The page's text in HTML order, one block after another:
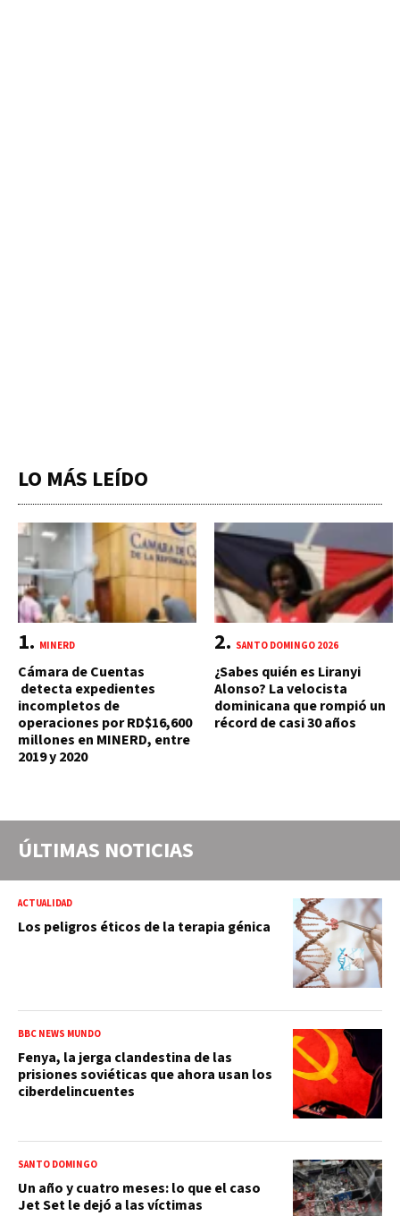
LO MÁS LEÍDO
MINERD
Cámara de Cuentas
detecta expedientes
incompletos de
operaciones por RD$16,600
millones en MINERD, entre
2019 y 2020
SANTO DOMINGO 2026
¿Sabes quién es Liranyi
Alonso? La velocista
dominicana que rompió un
récord de casi 30 años
ÚLTIMAS NOTICIAS
ACTUALIDAD
Los peligros éticos de la terapia génica
BBC NEWS MUNDO
Fenya, la jerga clandestina de las
prisiones soviéticas que ahora usan los
ciberdelincuentes
SANTO DOMINGO
Un año y cuatro meses: lo que el caso
Jet Set le dejó a las víctimas